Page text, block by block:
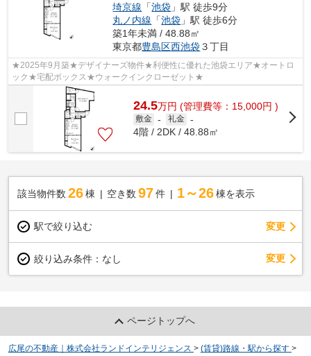
埼京線 「池袋 」駅 徒歩9分
丸ノ内線 「池袋 」駅 徒歩6分
築1年未満 / 48.88㎡
東京都豊島区西池袋３丁目
★2025年9月築★デザイナーズ物件★利便性に優れた池袋エリア★オートロ
ック★宅配ボックス★ウォークインクローゼット★
24.5万円 (管理費等：15,000円 )
敷金 - 礼金 -
4階 / 2DK / 48.88㎡
該当物件数 26棟 空き数 97 件 1～26 棟を表示
駅で絞り込む 変更
絞り込み条件： なし 変更
ページトップへ
広尾の不動産｜株式会社ランドインテリジェンス > (賃貸)路線・駅から探す >